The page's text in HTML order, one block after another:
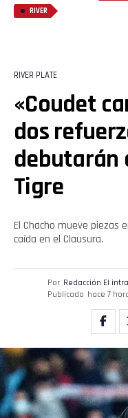
RIVER
RIVER PLATE
«Coudet
dos
debutarán
Tigre
El Chacho mueve piezas
caída en el Clausura.
Por Redacción El
Publicado hace 7